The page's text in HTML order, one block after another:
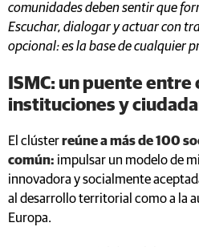
comunidades deben sentir que
Escuchar, dialogar y actuar con
opcional: es la base de cualquier
ISMC: un puente
instituciones y
El clústerreúne a más de 100
común: impulsar un modelo de
innovadora y socialmente
al desarrollo territorial como a la
Europa.